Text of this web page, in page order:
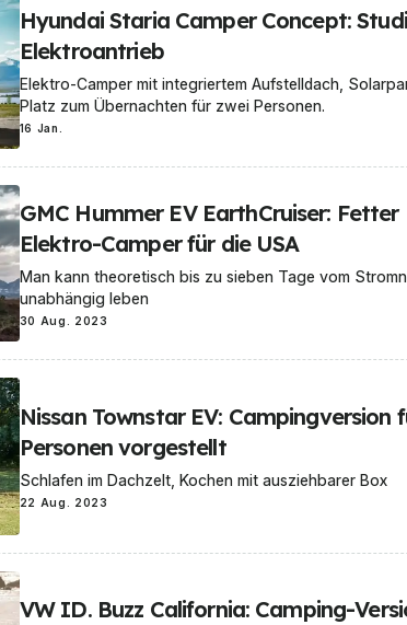
Hyundai Staria Camper Concept:
Elektroantrieb
Elektro-Camper mit integriertem Aufstelldach,
Platz zum Übernachten für zwei Personen.
16 Jan.
GMC Hummer EV EarthCruiser: Fetter
Elektro-Camper für die USA
Man kann theoretisch bis zu sieben Tage vom
unabhängig leben
30 Aug. 2023
Nissan Townstar EV: Campingversion
Personen vorgestellt
Schlafen im Dachzelt, Kochen mit ausziehbarer Box
22 Aug. 2023
VW ID. Buzz California: Camping-